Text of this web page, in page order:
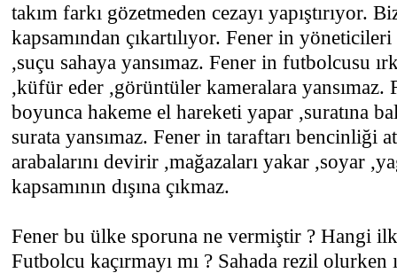
takım farkı gözetmeden cezayı yapıştırıyor.
kapsamından çıkartılıyor. Fener in
,suçu sahaya yansımaz. Fener in futbolcusu
,küfür eder ,görüntüler kameralara yansımaz.
boyunca hakeme el hareketi yapar ,suratına
surata yansımaz. Fener in taraftarı bencinliği
arabalarını devirir ,mağazaları yakar ,soyar
kapsamının dışına çıkmaz.
Fener bu ülke sporuna ne vermiştir ? Hangi
Futbolcu kaçırmayı mı ? Sahada rezil olurken